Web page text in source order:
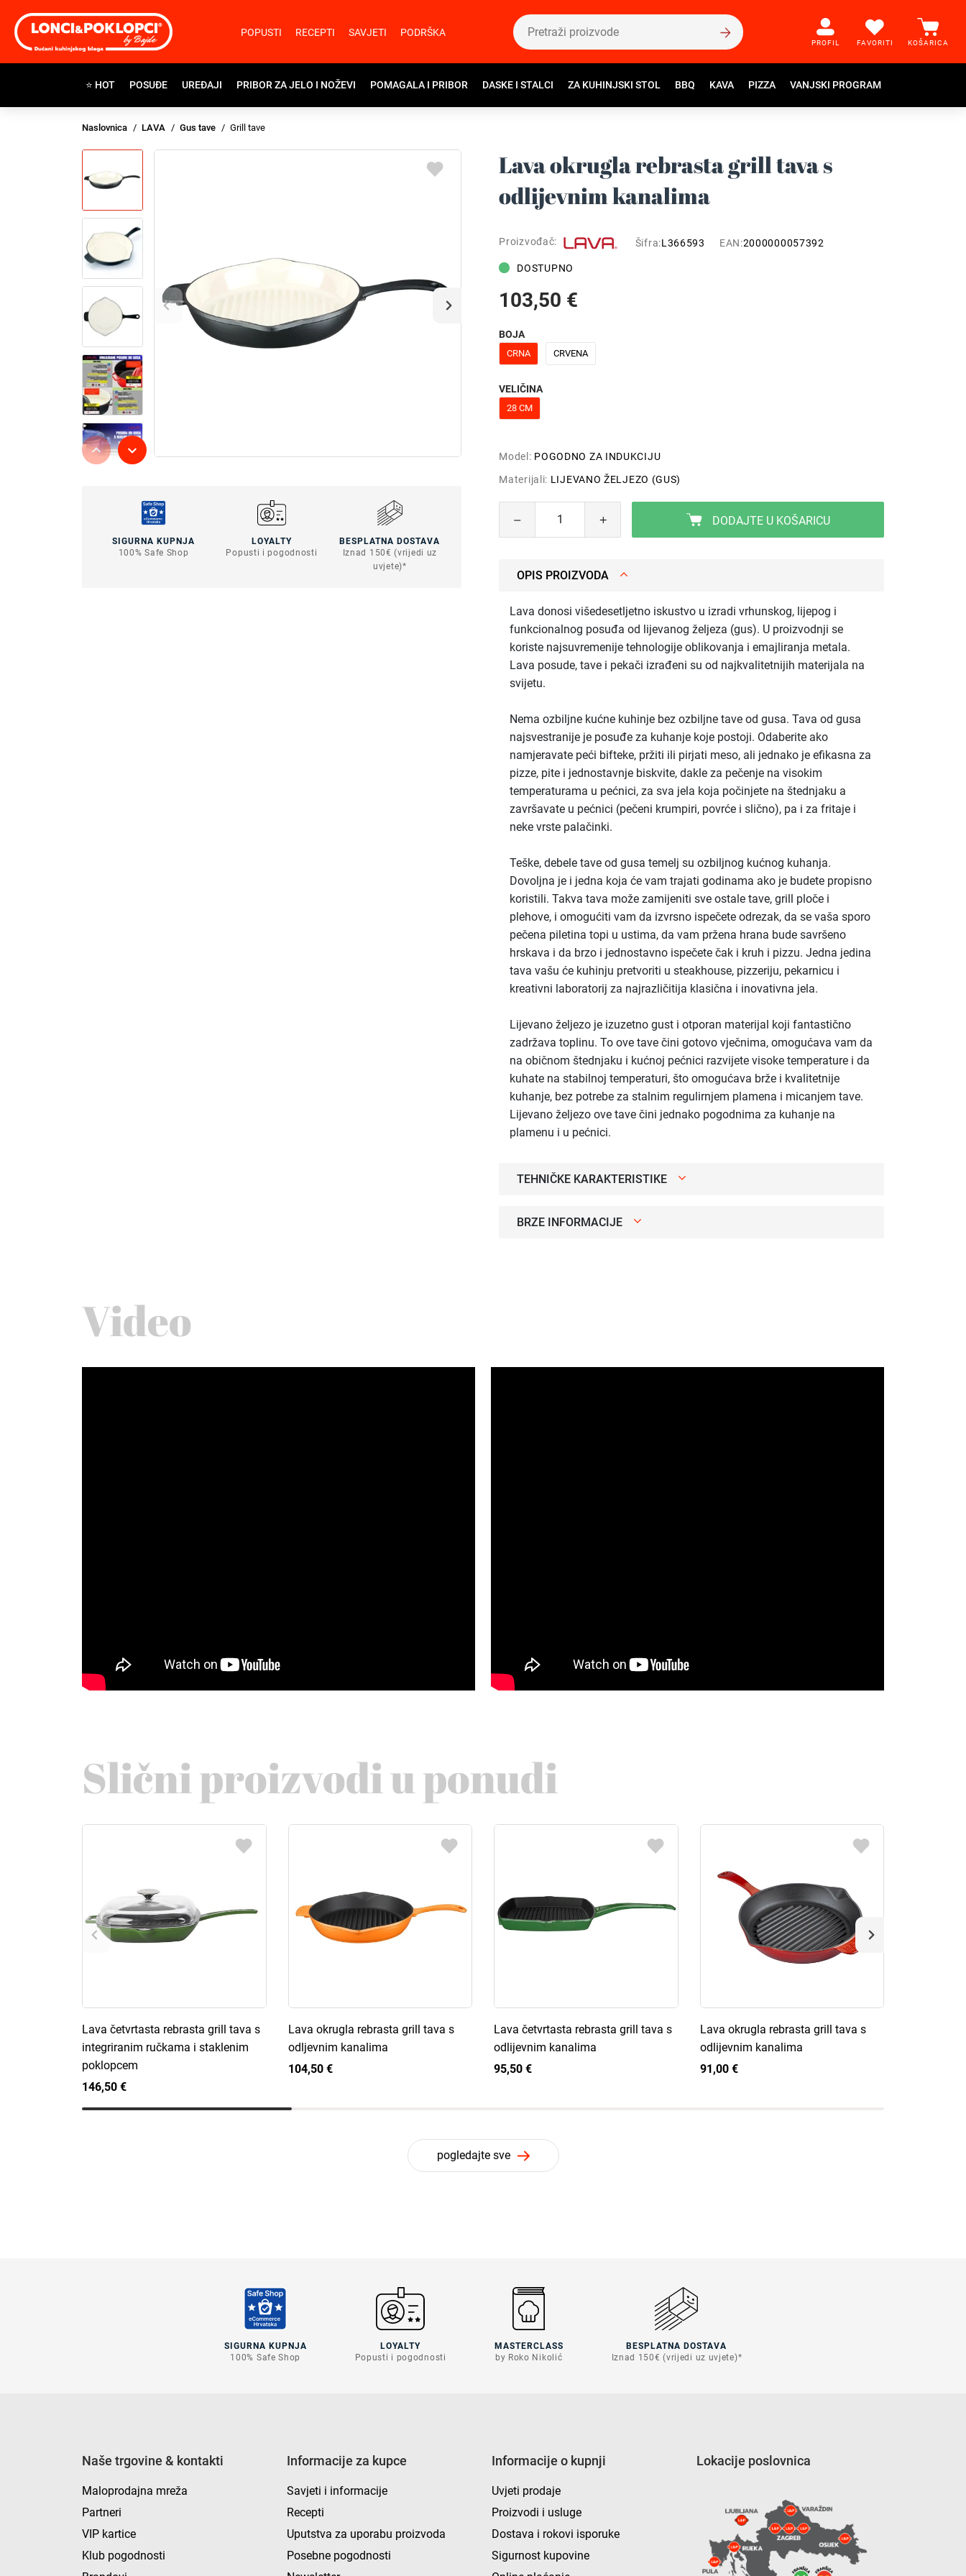
POPUSTI RECEPTI SAVJETI PODRŠKA
PROFIL FAVORITI KOŠARICA
⭐ HOT POSUĐE UREĐAJI PRIBOR ZA JELO I NOŽEVI POMAGALA I PRIBOR DASKE I STALCI ZA KUHINJSKI STOL BBQ KAVA PIZZA VANJSKI PROGRAM
Naslovnica LAVA Gus tave Grill tave
SIGURNA KUPNJA
100% Safe Shop
LOYALTY
Popusti i pogodnosti
BESPLATNA DOSTAVA
Iznad 150€ (vrijedi uz
uvjete)*
Lava okrugla rebrasta grill tava s
odlijevnim kanalima
Proizvođač: Šifra:L366593 EAN:2000000057392
DOSTUPNO
103,50 €
BOJA
CRNA CRVENA
VELIČINA
28 CM
Model: POGODNO ZA INDUKCIJU
Materijali: LIJEVANO ŽELJEZO (GUS)
DODAJTE U KOŠARICU
OPIS PROIZVODA
Lava donosi višedesetljetno iskustvo u izradi vrhunskog, lijepog i
funkcionalnog posuđa od lijevanog željeza (gus). U proizvodnji se
koriste najsuvremenije tehnologije oblikovanja i emajliranja metala.
Lava posude, tave i pekači izrađeni su od najkvalitetnijih materijala na
svijetu.
Nema ozbiljne kućne kuhinje bez ozbiljne tave od gusa. Tava od gusa
najsvestranije je posuđe za kuhanje koje postoji. Odaberite ako
namjeravate peći bifteke, pržiti ili pirjati meso, ali jednako je efikasna za
pizze, pite i jednostavnje biskvite, dakle za pečenje na visokim
temperaturama u pećnici, za sva jela koja počinjete na štednjaku a
završavate u pećnici (pečeni krumpiri, povrće i slično), pa i za fritaje i
neke vrste palačinki.
Teške, debele tave od gusa temelj su ozbiljnog kućnog kuhanja.
Dovoljna je i jedna koja će vam trajati godinama ako je budete propisno
koristili. Takva tava može zamijeniti sve ostale tave, grill ploče i
plehove, i omogućiti vam da izvrsno ispečete odrezak, da se vaša sporo
pečena piletina topi u ustima, da vam pržena hrana bude savršeno
hrskava i da brzo i jednostavno ispečete čak i kruh i pizzu. Jedna jedina
tava vašu će kuhinju pretvoriti u steakhouse, pizzeriju, pekarnicu i
kreativni laboratorij za najrazličitija klasična i inovativna jela.
Lijevano željezo je izuzetno gust i otporan materijal koji fantastično
zadržava toplinu. To ove tave čini gotovo vječnima, omogućava vam da
na običnom štednjaku i kućnoj pećnici razvijete visoke temperature i da
kuhate na stabilnoj temperaturi, što omogućava brže i kvalitetnije
kuhanje, bez potrebe za stalnim regulirnjem plamena i micanjem tave.
Lijevano željezo ove tave čini jednako pogodnima za kuhanje na
plamenu i u pećnici.
TEHNIČKE KARAKTERISTIKE
BRZE INFORMACIJE
Video
Slični proizvodi u ponudi
Lava četvrtasta rebrasta grill tava s
integriranim ručkama i staklenim
poklopcem
146,50 €
Lava okrugla rebrasta grill tava s
odljevnim kanalima
104,50 €
Lava četvrtasta rebrasta grill tava s
odlijevnim kanalima
95,50 €
Lava okrugla rebrasta grill tava s
odlijevnim kanalima
91,00 €
pogledajte sve
SIGURNA KUPNJA
100% Safe Shop
LOYALTY
Popusti i pogodnosti
MASTERCLASS
by Roko Nikolić
BESPLATNA DOSTAVA
Iznad 150€ (vrijedi uz uvjete)*
Naše trgovine & kontakti
Maloprodajna mreža
Partneri
VIP kartice
Klub pogodnosti
Informacije za kupce
Savjeti i informacije
Recepti
Uputstva za uporabu proizvoda
Posebne pogodnosti
Informacije o kupnji
Uvjeti prodaje
Proizvodi i usluge
Dostava i rokovi isporuke
Sigurnost kupovine
Lokacije poslovnica